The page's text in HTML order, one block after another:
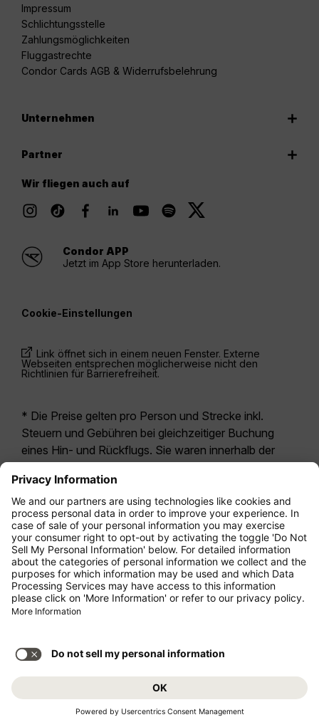
Impressum
Schlichtungsstelle
Zahlungsmöglichkeiten
Fluggastrechte
Condor Cards AGB & Widerrufsbelehrung
Unternehmen
Partner
Wir fliegen auch auf
Condor APP
Jetzt im App Store herunterladen.
Cookie-Einstellungen
Link öffnet sich in einem neuen Fenster. Externe
Webseiten entsprechen möglicherweise nicht den
Richtlinien für Barrierefreiheit.
* Die Preise gelten pro Person und Strecke inkl.
Steuern und Gebühren bei gleichzeitiger Buchung
eines Hin- und Rückflugs. Sie waren innerhalb der
möglicherweise nicht mehr aktuell. Bei den für die
Economy Class angegebenen Tarifen handelt es
sich i.d.R. um Economy Zero, unsere restriktivste
Tarifoption. Es können hierfür zusätzliche Gebühren
fürAufgabegepäck oder für andere optionale
Leistungen anfallen. Es gelten dieAllgemeinen
Geschäftsbedingungen .